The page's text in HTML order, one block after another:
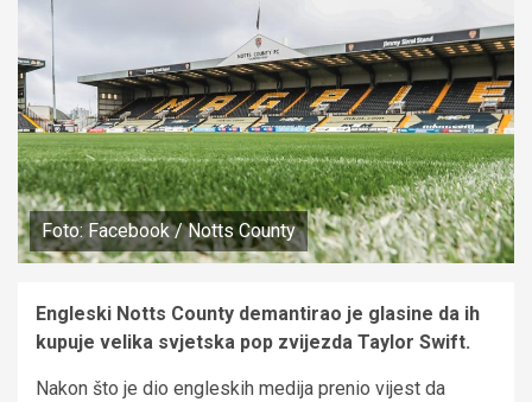
Foto: Facebook / Notts County
Engleski Notts County demantirao je glasine da ih
kupuje velika svjetska pop zvijezda Taylor Swift.
Nakon što je dio engleskih medija prenio vijest da